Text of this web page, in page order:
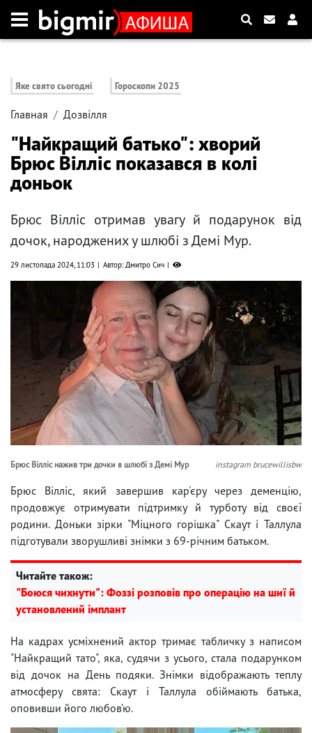
Яке свято сьогодні Гороскопи 2025
Главная Дозвілля
"Найкращий батько": хворий
Брюс Вілліс показався в колі
доньок
Брюс Вілліс отримав увагу й подарунок від
дочок, народжених у шлюбі з Демі Мур.
29 листопада 2024, 11:03 Автор: Дмитро Сич
Брюс Вілліс нажив три дочки в шлюбі з Демі Мур instagram brucewillisbw
Брюс Вілліс, який завершив кар'єру через деменцію,
продовжує отримувати підтримку й турботу від своєї
родини. Доньки зірки "Міцного горішка" Скаут і Таллула
підготували зворушливі знімки з 69-річним батьком.
Читайте також:
"Боюся чихнути": Фоззі розповів про операцію на шиї й
установлений імплант
На кадрах усміхнений актор тримає табличку з написом
"Найкращий тато", яка, судячи з усього, стала подарунком
від дочок на День подяки. Знімки відображають теплу
атмосферу свята: Скаут і Таллула обіймають батька,
оповивши його любов’ю.